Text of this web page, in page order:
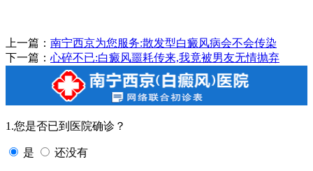
上一篇： 南宁西京为您服务:散发型白癜风病会不会传染
下一篇： 心碎不已:白癜风噩耗传来,我竟被男友无情抛弃
1.您是否已到医院确诊？
是 还没有